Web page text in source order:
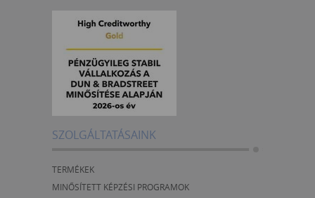
SZOLGÁLTATÁSAINK
TERMÉKEK
MINŐSÍTETT KÉPZÉSI PROGRAMOK